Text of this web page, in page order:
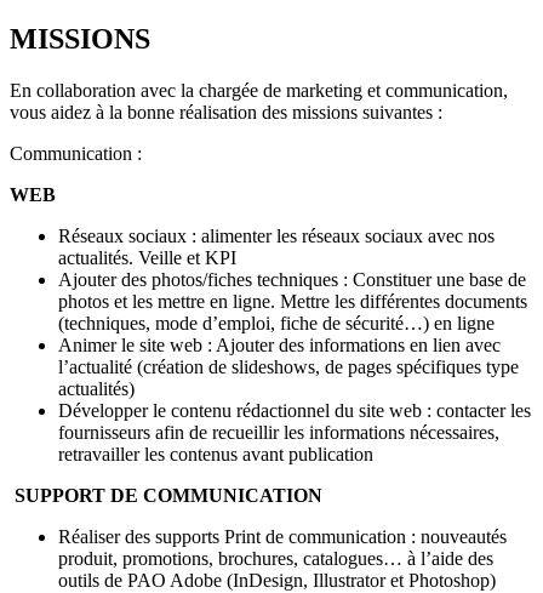
MISSIONS
En collaboration avec la chargée de marketing et communication,
vous aidez à la bonne réalisation des missions suivantes :
Communication :
WEB
Réseaux sociaux : alimenter les réseaux sociaux avec nos
actualités. Veille et KPI
Ajouter des photos/fiches techniques : Constituer une base de
photos et les mettre en ligne. Mettre les différentes documents
(techniques, mode d’emploi, fiche de sécurité…) en ligne
Animer le site web : Ajouter des informations en lien avec
l’actualité (création de slideshows, de pages spécifiques type
actualités)
Développer le contenu rédactionnel du site web : contacter les
fournisseurs afin de recueillir les informations nécessaires,
retravailler les contenus avant publication
SUPPORT DE COMMUNICATION
Réaliser des supports Print de communication : nouveautés
produit, promotions, brochures, catalogues… à l’aide des
outils de PAO Adobe (InDesign, Illustrator et Photoshop)